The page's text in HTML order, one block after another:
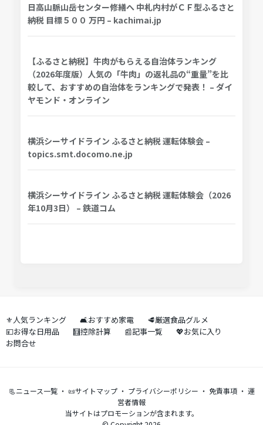
日高山脈山岳センター修繕へ 中札内村がＣＦ型ふるさと
納税 目標５００ 万円 – kachimai.jp
【ふるさと納税】牛肉がもらえる自治体ランキング
（2026年度版）人気の「牛肉」の返礼品の“重量”を比
較して、おすすめの自治体をランキングで発表！ – ダイ
ヤモンド・オンライン
横浜シーサイドライン ふるさと納税 運転体験会 –
topics.smt.docomo.ne.jp
横浜シーサイドライン ふるさと納税 運転体験会（2026
年10月3日） – 鉄道コム
⚜️人気ランキング 🛋️おすすめ家電
🥩厳選食品グルメ
💴お得な日用品
🧮控除計算 📰記事一覧
💖お気に入り
お問合せ
📃ニュース一覧・ 📜サイトマップ・ プライバシーポリシー ・ 免責事項・ 運
営者情報
当サイトはプロモーションが含まれます。